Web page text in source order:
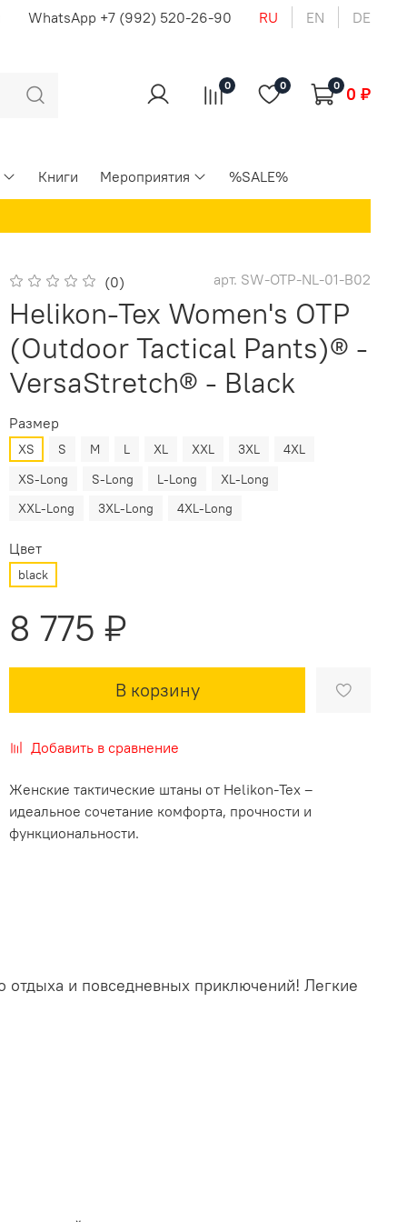
WhatsApp +7 (992) 520-26-90 RU EN DE
0 0 0 0 ₽
Книги Мероприятия %SALE%
(0) арт. SW-OTP-NL-01-B02
Helikon-Tex Women's OTP
(Outdoor Tactical Pants)® -
VersaStretch® - Black
Размер
XS S M L XL XXL 3XL
4XL
XS-Long
S-Long L-Long
XL-Long
XXL-Long
3XL-Long 4XL-Long
Цвет
black
8 775 ₽
В корзину
Добавить в сравнение
Женские тактические штаны от Helikon-Tex –
идеальное сочетание комфорта, прочности и
функциональности.
отдыха и повседневных приключений! Легкие